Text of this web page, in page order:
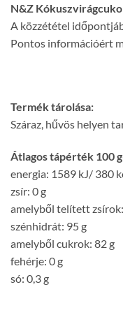
N&Z
A közzététel
Pontos információért
Termék tárolása:
Száraz, hűvös helyen
Átlagos tápérték 100
energia: 1589 kJ/ 380
zsír: 0 g
amelyből telített
szénhidrát: 95 g
amelyből cukrok: 82 g
fehérje: 0 g
só: 0,3 g